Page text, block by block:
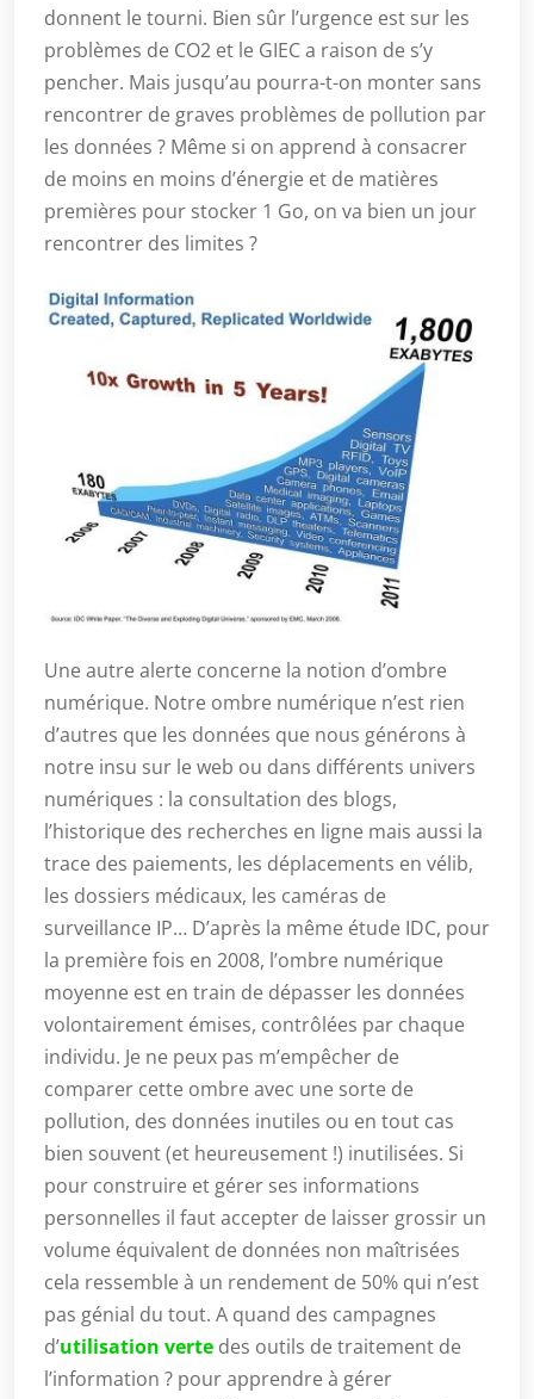
donnent le tourni. Bien sûr l’urgence est sur les
problèmes de CO2 et le GIEC a raison de s’y
pencher. Mais jusqu’au pourra-t-on monter sans
rencontrer de graves problèmes de pollution par
les données ? Même si on apprend à consacrer
de moins en moins d’énergie et de matières
premières pour stocker 1 Go, on va bien un jour
rencontrer des limites ?
Une autre alerte concerne la notion d’ombre
numérique. Notre ombre numérique n’est rien
d’autres que les données que nous générons à
notre insu sur le web ou dans différents univers
numériques : la consultation des blogs,
l’historique des recherches en ligne mais aussi la
trace des paiements, les déplacements en vélib,
les dossiers médicaux, les caméras de
surveillance IP… D’après la même étude IDC, pour
la première fois en 2008, l’ombre numérique
moyenne est en train de dépasser les données
volontairement émises, contrôlées par chaque
individu. Je ne peux pas m’empêcher de
comparer cette ombre avec une sorte de
pollution, des données inutiles ou en tout cas
bien souvent (et heureusement !) inutilisées. Si
pour construire et gérer ses informations
personnelles il faut accepter de laisser grossir un
volume équivalent de données non maîtrisées
cela ressemble à un rendement de 50% qui n’est
pas génial du tout. A quand des campagnes
d’utilisation verte des outils de traitement de
l’information ? pour apprendre à gérer